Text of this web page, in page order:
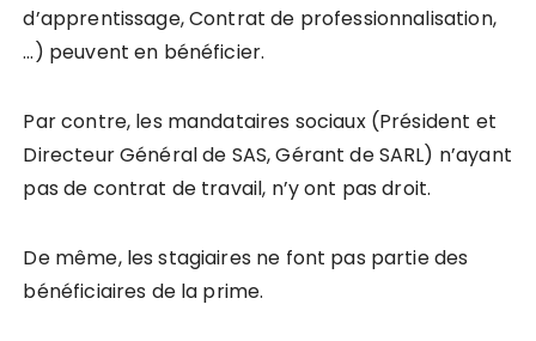
d’apprentissage, Contrat de professionnalisation,
…) peuvent en bénéficier.
Par contre, les mandataires sociaux (Président et
Directeur Général de SAS, Gérant de SARL) n’ayant
pas de contrat de travail, n’y ont pas droit.
De même, les stagiaires ne font pas partie des
bénéficiaires de la prime.